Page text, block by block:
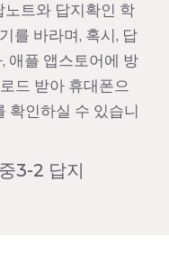
트와 답지확인 학
를 바라며, 혹시, 답
애플 앱스토어에 방
드 받아 휴대폰으
확인하실 수 있습니
3-2 답지